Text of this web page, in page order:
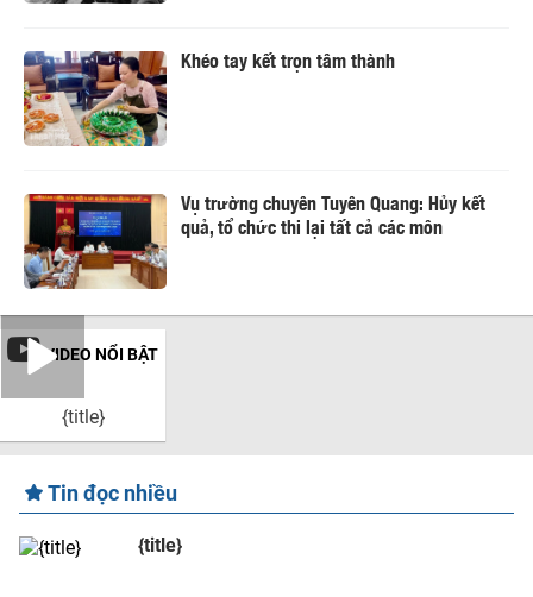
Khéo tay kết trọn tâm thành
Vụ trường chuyên Tuyên Quang: Hủy kết
quả, tổ chức thi lại tất cả các môn
VIDEO NỔI BẬT
{title}
Tin đọc nhiều
{title}